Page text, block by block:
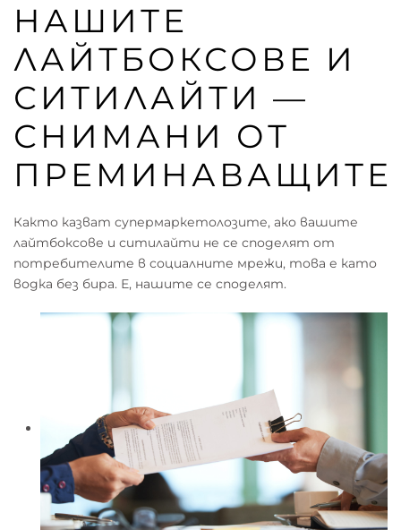
НАШИТЕ
ЛАЙТБОКСОВЕ И
СИТИЛАЙТИ —
СНИМАНИ ОТ
ПРЕМИНАВАЩИТЕ
Както казват супермаркетолозите, ако вашите
лайтбоксове и ситилайти не се споделят от
потребителите в социалните мрежи, това е като
водка без бира. Е, нашите се споделят.